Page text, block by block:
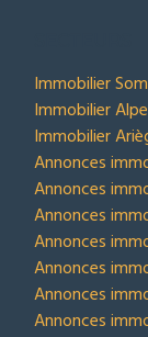
Immobilier
Immobilier
Immobilier
Annonces
Annonces
Annonces
Annonces
Annonces
Annonces
Annonces